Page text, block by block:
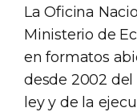
La Oficina
Ministerio de
en formatos
desde 2002
ley y de la